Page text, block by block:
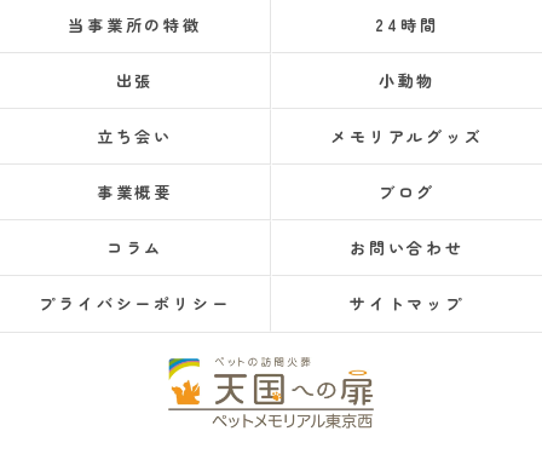
当事業所の特徴 24時間
出張 小動物
立ち会い メモリアルグッズ
事業概要 ブログ
コラム お問い合わせ
プライバシーポリシー サイトマップ